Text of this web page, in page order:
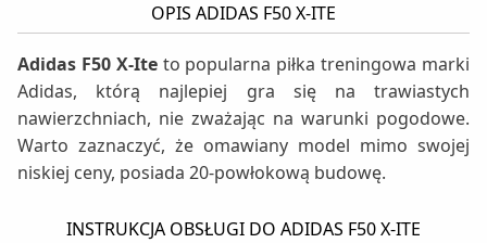
OPIS ADIDAS F50 X-ITE
Adidas F50 X-Iteto popularna piłka treningowa marki
Adidas, którą najlepiej gra się na trawiastych
nawierzchniach, nie zważając na warunki pogodowe.
Warto zaznaczyć, że omawiany model mimo swojej
niskiej ceny, posiada 20-powłokową budowę.
INSTRUKCJA OBSŁUGI DO ADIDAS F50 X-ITE